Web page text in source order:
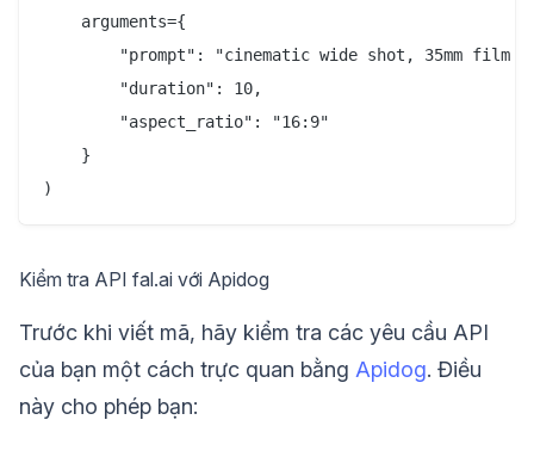
    arguments={
"prompt": "cinematic wide shot, 35mm film
        "duration": 10,
        "aspect_ratio": "16:9"
    }
Kiểm tra API fal.ai với Apidog
Trước khi viết mã, hãy kiểm tra các yêu cầu API
của bạn một cách trực quan bằng Apidog. Điều
này cho phép bạn: